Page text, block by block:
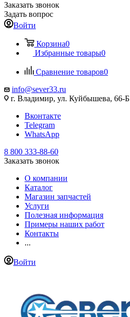
Заказать звонок
Задать вопрос
Войти
Корзина0
Избранные товары0
Сравнение товаров0
info@sever33.ru
г. Владимир, ул. Куйбышева, 66-Б
Вконтакте
Telegram
WhatsApp
8 800 333-88-60
Заказать звонок
О компании
Каталог
Магазин запчастей
Услуги
Полезная информация
Примеры наших работ
Контакты
...
Войти